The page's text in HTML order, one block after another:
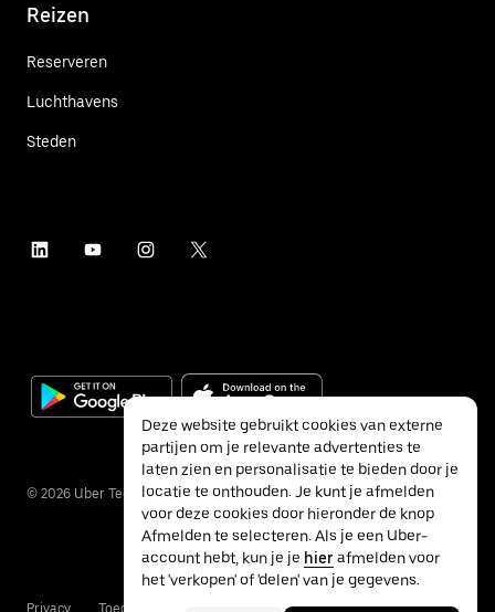
Reizen
Reserveren
Luchthavens
Steden
© 2026 Uber Technologies Inc.
Privacy Toegankelijkheid Voorwaarden
Deze website gebruikt cookies van externe
partijen om je relevante advertenties te
laten zien en personalisatie te bieden door je
locatie te onthouden. Je kunt je afmelden
voor deze cookies door hieronder de knop
Afmelden te selecteren. Als je een Uber-
account hebt, kun je je hierafmelden voor
het 'verkopen' of 'delen' van je gegevens.